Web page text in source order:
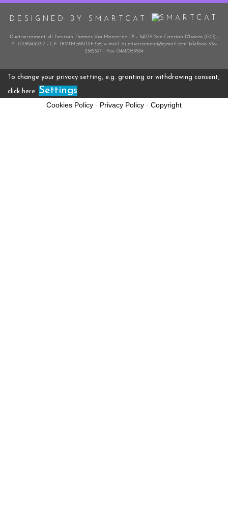
DESIGNED BY SMARTCAT
Duetiserramenti di Trevisan Thomas Via Marcorina, 18 - 34075 San Canzian D'Isonzo (GO) -
P.I. 01062430317 - C.F. TRVTMS68T01F356J e-mail: duetiserramenti@gmail.com Telefono 334-
3362397 - Fax: 0481/063584
To change your privacy setting, e.g. granting or withdrawing consent,
click here: Settings
Cookies Policy - Privacy Policy - Copyright